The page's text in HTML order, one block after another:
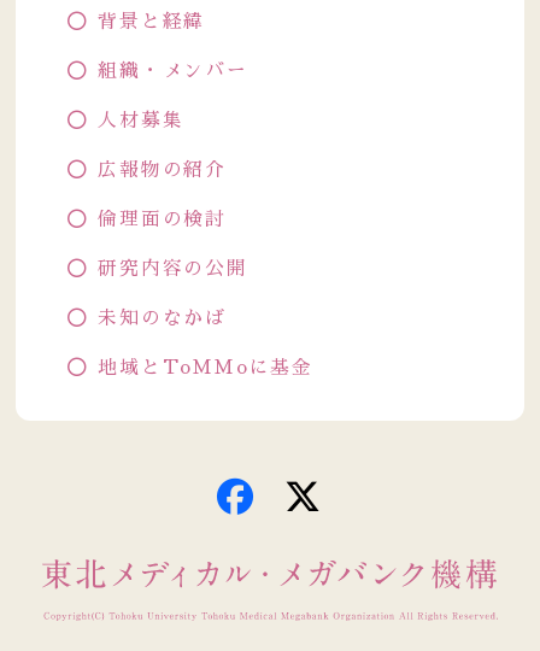
背景と経緯
組織・メンバー
人材募集
広報物の紹介
倫理面の検討
研究内容の公開
未知のなかば
地域とToMMoに基金